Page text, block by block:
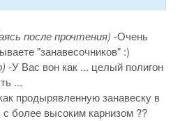
после прочтения) -Очень
"занавесочников" :)
-У Вас вон как ... целый полигон
...
продырявленную занавеску в
более высоким карнизом ??